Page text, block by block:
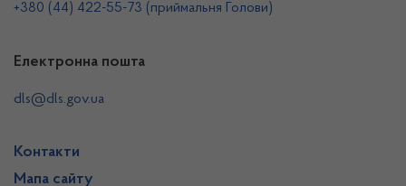
+380 (44) 422-55-73 (приймальня Голови)
Електронна пошта
dls@dls.gov.ua
Контакти
Мапа сайту